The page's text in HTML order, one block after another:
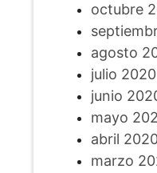
octubre
agosto
julio 2020
junio
mayo
abril
marzo